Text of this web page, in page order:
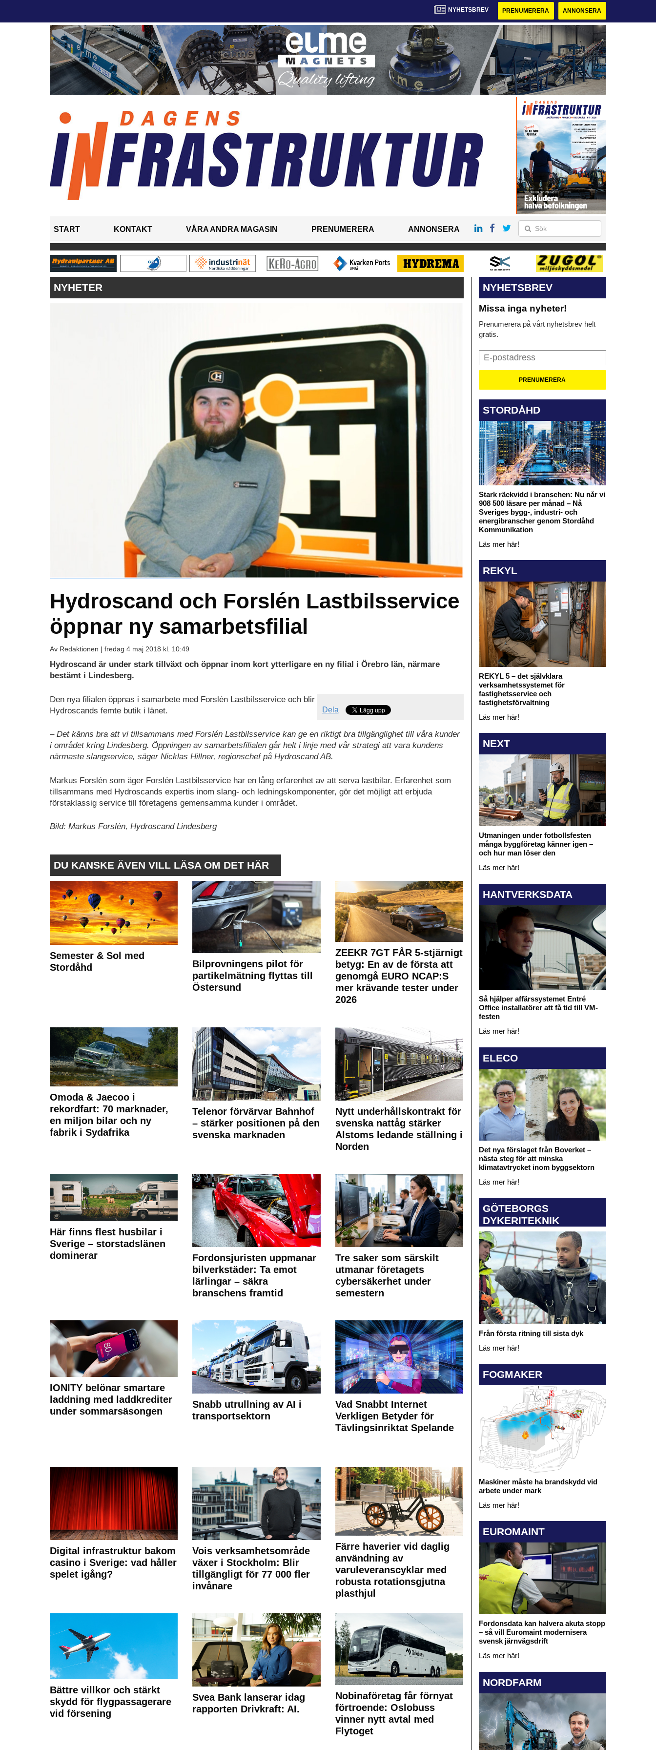
NYHETSBREV PRENUMERERA ANNONSERA
START KONTAKT VÅRA ANDRA MAGASIN PRENUMERERA ANNONSERA
NYHETER
Hydroscand och Forslén Lastbilsservice
öppnar ny samarbetsfilial
Av Redaktionen | fredag 4 maj 2018 kl. 10:49
Hydroscand är under stark tillväxt och öppnar inom kort ytterligare en ny filial i Örebro län, närmare
bestämt i Lindesberg.
Dela
Den nya filialen öppnas i samarbete med Forslén Lastbilsservice och blir
Hydroscands femte butik i länet.
–Det känns bra att vi tillsammans med Forslén Lastbilsservice kan ge en riktigt bra tillgänglighet till våra kunder
i området kring Lindesberg. Öppningen av samarbetsfilialen går helt i linje med vår strategi att vara kundens
närmaste slangservice, säger Nicklas Hillner, regionschef på Hydroscand AB.
Markus Forslén som äger Forslén Lastbilsservice har en lång erfarenhet av att serva lastbilar. Erfarenhet som
tillsammans med Hydroscands expertis inom slang- och ledningskomponenter, gör det möjligt att erbjuda
förstaklassig service till företagens gemensamma kunder i området.
Bild: Markus Forslén, Hydroscand Lindesberg
DU KANSKE ÄVEN VILL LÄSA OM DET HÄR
Semester & Sol med
Stordåhd
Bilprovningens pilot för
partikelmätning flyttas till
Östersund
ZEEKR 7GT FÅR 5-stjärnigt
betyg: En av de första att
genomgå EURO NCAP:S
mer krävande tester under
2026
Omoda & Jaecoo i
rekordfart: 70 marknader,
en miljon bilar och ny
fabrik i Sydafrika
Telenor förvärvar Bahnhof
– stärker positionen på den
svenska marknaden
Nytt underhållskontrakt för
svenska nattåg stärker
Alstoms ledande ställning i
Norden
Här finns flest husbilar i
Sverige – storstadslänen
dominerar
Fordonsjuristen uppmanar
bilverkstäder: Ta emot
lärlingar – säkra
branschens framtid
Tre saker som särskilt
utmanar företagets
cybersäkerhet under
semestern
IONITY belönar smartare
laddning med laddkrediter
under sommarsäsongen
Snabb utrullning av AI i
transportsektorn
Vad Snabbt Internet
Verkligen Betyder för
Tävlingsinriktat Spelande
Digital infrastruktur bakom
casino i Sverige: vad håller
spelet igång?
Vois verksamhetsområde
växer i Stockholm: Blir
tillgängligt för 77 000 fler
invånare
Färre haverier vid daglig
användning av
varuleveranscyklar med
robusta rotationsgjutna
plasthjul
Bättre villkor och stärkt
skydd för flygpassagerare
vid försening
Svea Bank lanserar idag
rapporten Drivkraft: AI.
Nobinaföretag får förnyat
förtroende: Oslobuss
vinner nytt avtal med
Flytoget
NYHETSBREV
Missa inga nyheter!
Prenumerera på vårt nyhetsbrev helt
gratis.
STORDÅHD
Stark räckvidd i branschen: Nu når vi
908 500 läsare per månad – Nå
Sveriges bygg-, industri- och
energibranscher genom Stordåhd
Kommunikation
Läs mer här!
REKYL
REKYL 5 – det självklara
verksamhetssystemet för
fastighetsservice och
fastighetsförvaltning
Läs mer här!
NEXT
Utmaningen under fotbollsfesten
många byggföretag känner igen –
och hur man löser den
Läs mer här!
HANTVERKSDATA
Så hjälper affärssystemet Entré
Office installatörer att få tid till VM-
festen
Läs mer här!
ELECO
Det nya förslaget från Boverket –
nästa steg för att minska
klimatavtrycket inom byggsektorn
Läs mer här!
GÖTEBORGS
DYKERITEKNIK
Från första ritning till sista dyk
Läs mer här!
FOGMAKER
Maskiner måste ha brandskydd vid
arbete under mark
Läs mer här!
EUROMAINT
Fordonsdata kan halvera akuta stopp
– så vill Euromaint modernisera
svensk järnvägsdrift
Läs mer här!
NORDFARM